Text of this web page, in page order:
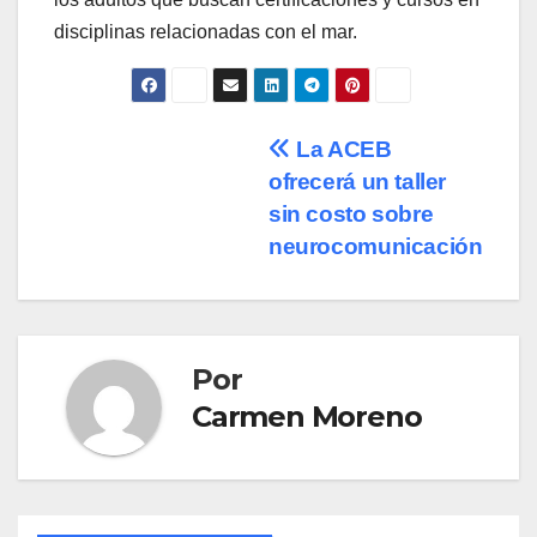
disciplinas relacionadas con el mar.
La ACEB
ofrecerá un taller
sin costo sobre
neurocomunicación
Por
Carmen Moreno